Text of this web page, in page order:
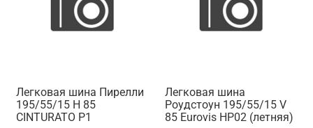
Легковая шина Пирелли
195/55/15 H 85
CINTURATO P1
Легковая шина
Роудстоун 195/55/15 V
85 Eurovis HP02 (летняя)